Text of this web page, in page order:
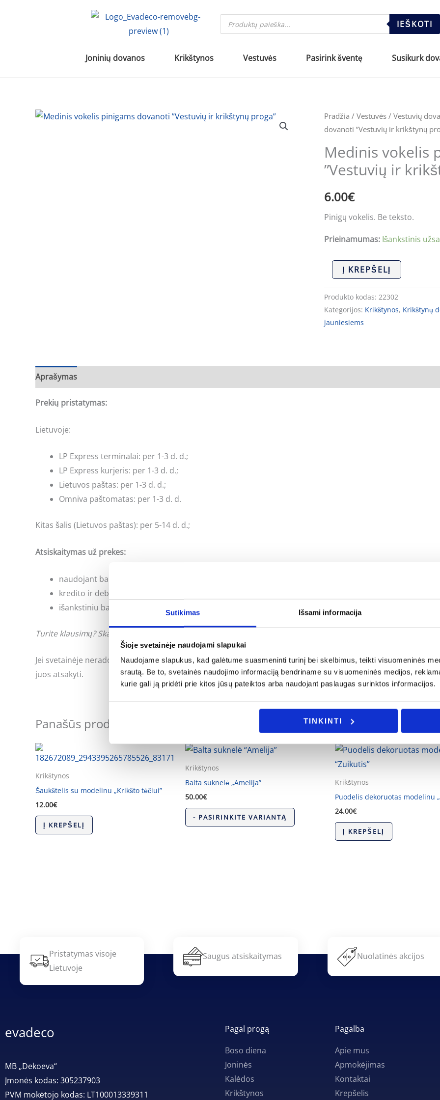
Sutikimas Išsami informacija
Šioje svetainėje naudojami slapukai
Naudojame slapukus, kad galėtume suasmeninti turinį bei skelbimus, teikti visuomeninės
srautą. Be to, svetainės naudojimo informaciją bendriname su visuomeninės medijos,
kurie gali ją pridėti prie kitos jūsų pateiktos arba naudojant paslaugas surinktos informacijos.
TINKINTI
Products
search IEŠKOTI
Joninių dovanos Krikštynos Vestuvės Pasirink šventę Susikurk
Pradžia / Vestuvės / Vestuvių
dovanoti ”Vestuvių ir krikštynų
Medinis vokelis
”Vestuvių ir
6.00€
Pinigų vokelis. Be teksto.
Prieinamumas: Išankstinis
produkto
kiekis:
Medinis
vokelis
pinigams
''Vestuvių
ir
proga''
Į KREPŠELĮ
Produkto kodas: 22302
Kategorijos: Krikštynos, Krikštynų
jauniesiems
Aprašymas
Prekių pristatymas:
Lietuvoje:
LP Express terminalai: per 1-3 d. d.;
LP Express kurjeris: per 1-3 d. d.;
Lietuvos paštas: per 1-3 d. d.;
Omniva paštomatas: per 1-3 d. d.
Kitas šalis (Lietuvos paštas): per 5-14 d. d.;
Atsiskaitymas už prekes:
naudojant banko internetinės bankininkystės sistemas;
kredito ir debeto kortele;
išankstiniu bankiniu pavedimu;
Turite klausimų? Skambinkite: +370 662 41046 arba rašykite: info@evadeco.net
Jei svetainėje neradote Jus dominančios informacijos ar Jus domina individualus užsakymas, galite mums
juos atsakyti.
Panašūs produktai
Krikštynos
Šaukštelis su modelinu „Krikšto tėčiui”
12.00€
Į KREPŠELĮ
Krikštynos
Balta suknelė „Amelija”
50.00€
- PASIRINKITE VARIANTĄ
Krikštynos
Puodelis dekoruotas modelinu
24.00€
Į KREPŠELĮ
Pristatymas visoje
Lietuvoje
Saugus atsiskaitymas Nuolatinės akcijos
evadeco
MB „Dekoeva“
Įmonės kodas: 305237903
PVM mokėtojo kodas: LT100013339311
Pagal progą
Boso diena
Joninės
Kalėdos
Krikštynos
Pagalba
Apie mus
Apmokėjimas
Kontaktai
Krepšelis